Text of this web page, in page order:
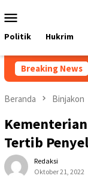
ke
Mobile
Politik Hukrim
Breaking News
di Uang
Beranda Binjakon
Tertib
Redaksi
Oktober 21, 2022